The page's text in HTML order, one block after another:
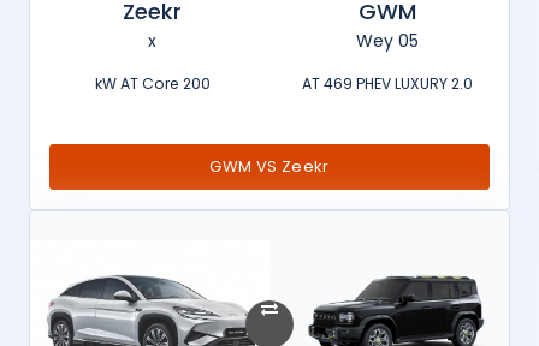
GWM
Wey 05
2.0 AT 469 PHEV LUXURY
Zeekr
x
200 kW AT Core
GWM VS Zeekr